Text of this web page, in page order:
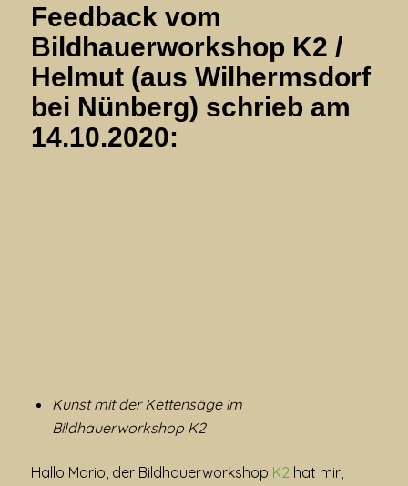
Feedback vom
Bildhauerworkshop K2 /
Helmut (aus Wilhermsdorf
bei Nünberg) schrieb am
14.10.2020:
Kunst mit der Kettensäge im
Bildhauerworkshop K2
Hallo Mario, der Bildhauerworkshop K2hat mir,